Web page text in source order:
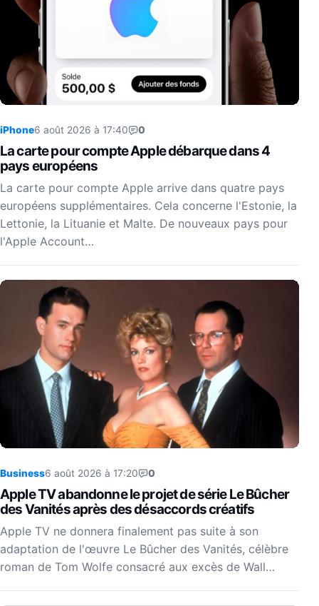
iPhone6 août 2026 à 17:40 0
La carte pour compte Apple débarque dans 4
pays européens
La carte pour compte Apple arrive dans quatre pays
européens supplémentaires. Cela concerne l'Estonie, la
Lettonie, la Lituanie et Malte. De nouveaux pays pour
l'Apple Account…
Business6 août 2026 à 17:20 0
Apple TV abandonne le projet de série Le Bûcher
des Vanités après des désaccords créatifs
Apple TV ne donnera finalement pas suite à son
adaptation de l'œuvre Le Bûcher des Vanités, célèbre
roman de Tom Wolfe consacré aux excès de Wall…